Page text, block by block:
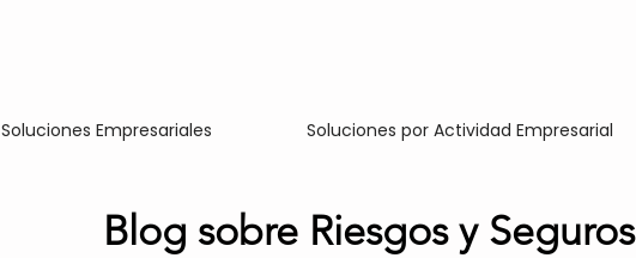
Soluciones Empresariales Soluciones por Actividad Empresarial
Blog sobre Riesgos y Seguros